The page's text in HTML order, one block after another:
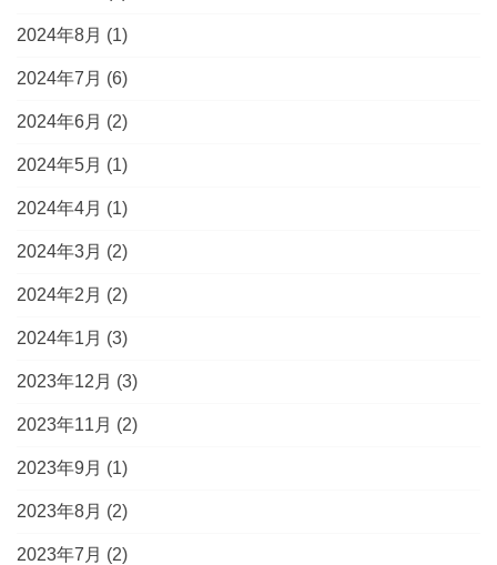
2024年8月 (1)
2024年7月 (6)
2024年6月 (2)
2024年5月 (1)
2024年4月 (1)
2024年3月 (2)
2024年2月 (2)
2024年1月 (3)
2023年12月 (3)
2023年11月 (2)
2023年9月 (1)
2023年8月 (2)
2023年7月 (2)